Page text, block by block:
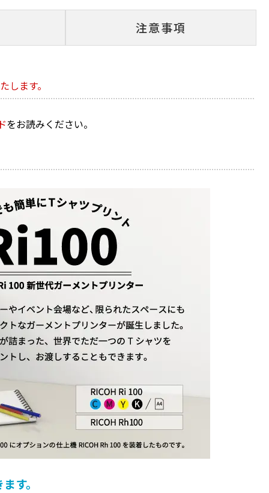
注意事項
ます。
をお読みください。
す。